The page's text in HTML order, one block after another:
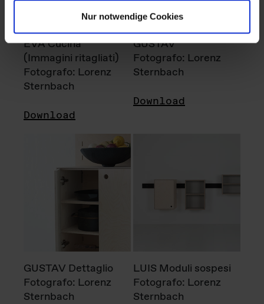
Nur notwendige Cookies
EVA Cucina
(Immagini ritagliati)
Fotografo: Lorenz
Sternbach
Download
GUSTAV
Fotografo: Lorenz
Sternbach
Download
GUSTAV Dettaglio
Fotografo: Lorenz
Sternbach
LUIS Moduli sospesi
Fotografo: Lorenz
Sternbach